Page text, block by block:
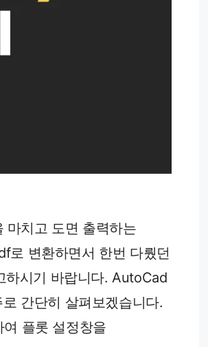
마치고 도면 출력하는
로 변환하면서 한번 다뤘던
하시기 바랍니다. AutoCad
간단히 살펴보겠습니다.
플롯 설정창을